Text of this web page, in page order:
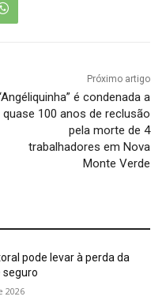
Próximo artigo
é condenada a
quase 100 anos de reclusão
pela morte de 4
trabalhadores em Nova
Monte Verde
pode levar à perda da
seguro
2026